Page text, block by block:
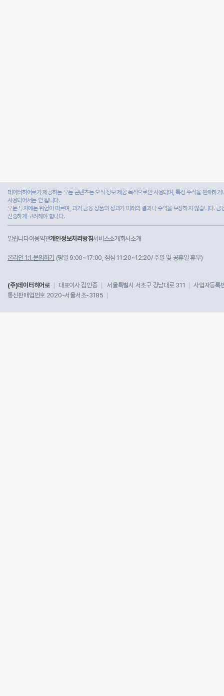
데이터히어로가 제공하는 모든 콘텐츠는 오직 정보 제공 목적으로만 사용되며, 특정 주식을 판매하
사용되어서는 안 됩니다.
모든 투자에는 위험이 따르며, 과거 금융 상품의 성과가 미래의 결과나 수익을 보장하지 않습니다.
신중하게 고려해야 합니다.
알립니다이용약관개인정보처리방침서비스소개 회사소개
온라인 1:1 문의하기 (평일 9:00~17:00, 점심 11:20~12:20/ 주말 및 공휴일 휴무)
(주)데이터히어로 대표이사 김인중 서울특별시 서초구 강남대로 311
사업자등
통신판매업번호 2020-서울서초-3185